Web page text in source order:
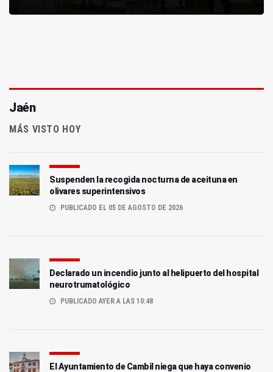
Jaén
MÁS VISTO HOY
Suspenden la recogida nocturna de aceituna en
olivares superintensivos
PUBLICADO EL 05 DE AGOSTO DE 2026
Declarado un incendio junto al helipuerto del hospital
neurotrumatológico
PUBLICADO AYER A LAS 10:48
El Ayuntamiento de Cambil niega que haya convenio